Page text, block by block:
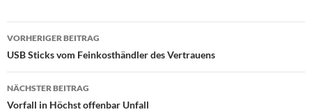
Beitragsnavigation
VORHERIGER BEITRAG
USB Sticks vom Feinkosthändler des Vertrauens
NÄCHSTER BEITRAG
Vorfall in Höchst offenbar Unfall